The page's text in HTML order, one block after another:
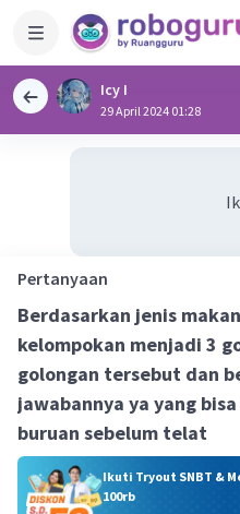
Icy I
29 April 2024 01:28
Pertanyaan
Berdasarkan jenis
kelompokan menjadi 3
golongan tersebut dan
jawabannya ya yang
buruan sebelum telat
Ikuti Tryout SNBT &
100rb